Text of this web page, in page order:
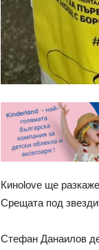
Киноlove ще
Срещата под
Стефан Данаилов